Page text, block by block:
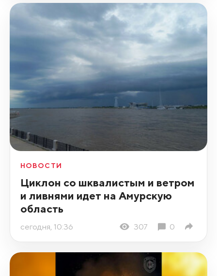
НОВОСТИ
Циклон со шквалистым и ветром
и ливнями идет на Амурскую
область
сегодня, 10:36 307 0